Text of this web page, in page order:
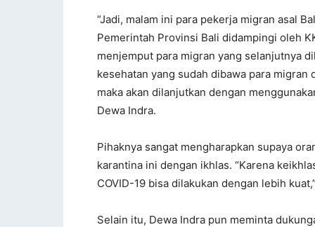
“Jadi, malam ini para pekerja migran asal
Pemerintah Provinsi Bali didampingi oleh
menjemput para migran yang selanjutnya
kesehatan yang sudah dibawa para
maka akan dilanjutkan dengan
Dewa Indra.
Pihaknya sangat mengharapkan supaya
karantina ini dengan ikhlas. “Karena
COVID-19 bisa dilakukan dengan lebih
Selain itu, Dewa Indra pun meminta